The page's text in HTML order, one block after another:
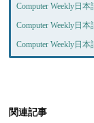
Computer Weekly
Computer Weekly日
Computer Weekly日
関連記事